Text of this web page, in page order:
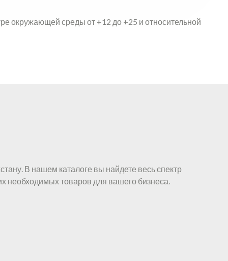
окружающей среды от +12 до +25 и относительной
В нашем каталоге вы найдете весь спектр
необходимых товаров для вашего бизнеса.